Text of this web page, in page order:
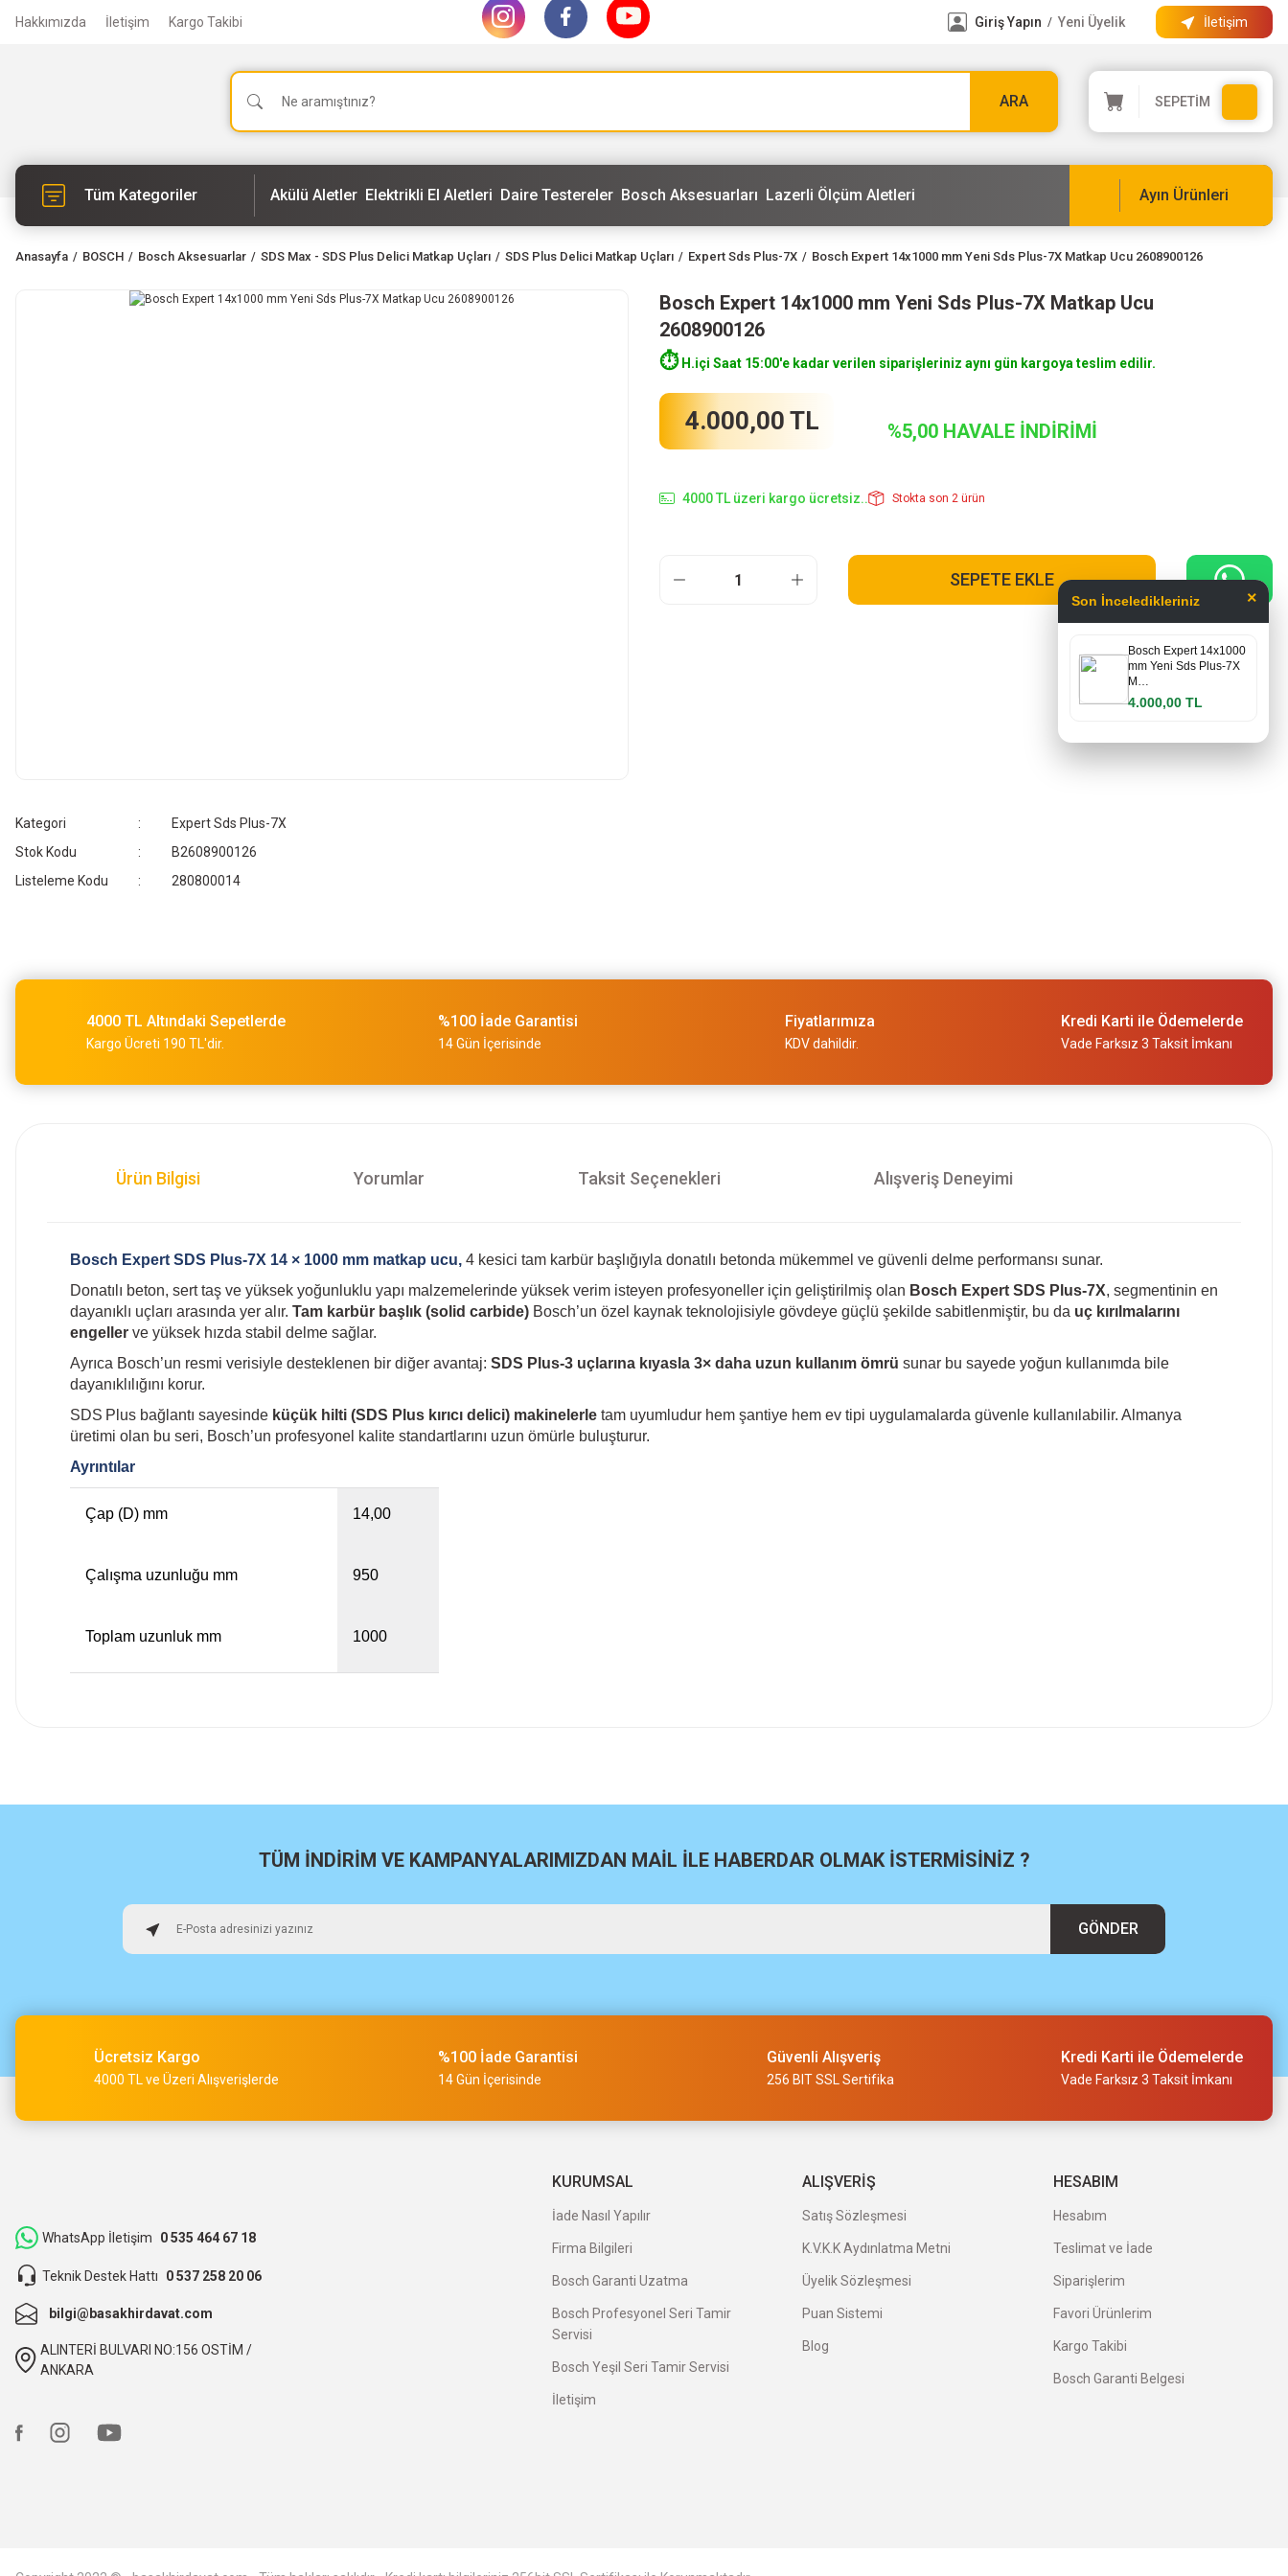
Hakkımızda İletişim Kargo Takibi Giriş Yapın / Yeni Üyelik İletişim
ARA SEPETİM
Tüm Kategoriler Akülü Aletler Elektrikli El Aletleri Daire Testereler Bosch Aksesuarları Lazerli Ölçüm Aletleri Ayın Ürünleri
Anasayfa BOSCH Bosch Aksesuarlar SDS Max - SDS Plus Delici Matkap Uçları SDS Plus Delici Matkap Uçları Expert Sds Plus-7X Bosch Expert 14x1000 mm Yeni Sds Plus-7X Matkap Ucu 2608900126
Kategori
Expert Sds Plus-7X
Stok Kodu
B2608900126
Listeleme Kodu
280800014
Bosch Expert 14x1000 mm Yeni Sds Plus-7X Matkap Ucu
2608900126
⏱️H.içi Saat 15:00'e kadar verilen siparişleriniz aynı gün kargoya teslim edilir.
4.000,00 TL %5,00 HAVALE İNDİRİMİ
4000 TL üzeri kargo ücretsiz.. Stokta son 2 ürün
SEPETE EKLE
4000 TL Altındaki Sepetlerde
Kargo Ücreti 190 TL'dir.
%100 İade Garantisi
14 Gün İçerisinde
Fiyatlarımıza
KDV dahildir.
Kredi Karti ile Ödemelerde
Vade Farksız 3 Taksit İmkanı
Ürün Bilgisi Yorumlar Taksit Seçenekleri Alışveriş Deneyimi
Bosch Expert SDS Plus‑7X 14 × 1000 mm matkap ucu, 4 kesici tam karbür başlığıyla donatılı betonda mükemmel ve güvenli delme performansı sunar.
Donatılı beton, sert taş ve yüksek yoğunluklu yapı malzemelerinde yüksek verim isteyen profesyoneller için geliştirilmiş olan Bosch Expert SDS Plus‑7X, segmentinin en
dayanıklı uçları arasında yer alır. Tam karbür başlık (solid carbide) Bosch’un özel kaynak teknolojisiyle gövdeye güçlü şekilde sabitlenmiştir, bu da uç kırılmalarını
engeller ve yüksek hızda stabil delme sağlar.
Ayrıca Bosch’un resmi verisiyle desteklenen bir diğer avantaj: SDS Plus‑3 uçlarına kıyasla 3× daha uzun kullanım ömrü sunar bu sayede yoğun kullanımda bile
dayanıklılığını korur.
SDS Plus bağlantı sayesinde küçük hilti (SDS Plus kırıcı delici) makinelerle tam uyumludur hem şantiye hem ev tipi uygulamalarda güvenle kullanılabilir. Almanya
üretimi olan bu seri, Bosch’un profesyonel kalite standartlarını uzun ömürle buluşturur.
Ayrıntılar
Çap (D) mm 14,00
Çalışma uzunluğu mm 950
Toplam uzunluk mm 1000
Osman Alper | 15/05/2026
Müşteri iletişimi kusursuz birde ürün siparişini veriyoruz teslimi 24 saat sürmüyor
ilgili satıcı,güzel paketleme,hızlı kargolama. sıkıntısız bir alışveriş oldu.
O... B... | 07/03/2026
bunca zaman kendimize eziyet etmişiz aslında.
TÜM İNDİRİM VE KAMPANYALARIMIZDAN MAİL İLE HABERDAR OLMAK İSTERMİSİNİZ ?
GÖNDER
Ücretsiz Kargo
4000 TL ve Üzeri Alışverişlerde
%100 İade Garantisi
14 Gün İçerisinde
Güvenli Alışveriş
256 BIT SSL Sertifika
Kredi Karti ile Ödemelerde
Vade Farksız 3 Taksit İmkanı
WhatsApp İletişim 0 535 464 67 18
Teknik Destek Hattı 0 537 258 20 06
bilgi@basakhirdavat.com
ALINTERİ BULVARI NO:156 OSTİM /
ANKARA
KURUMSAL
İade Nasıl Yapılır
Firma Bilgileri
Bosch Garanti Uzatma
Bosch Profesyonel Seri Tamir
Servisi
Bosch Yeşil Seri Tamir Servisi
İletişim
ALIŞVERİŞ
Satış Sözleşmesi
K.V.K.K Aydınlatma Metni
Üyelik Sözleşmesi
Puan Sistemi
Blog
HESABIM
Hesabım
Teslimat ve İade
Siparişlerim
Favori Ürünlerim
Kargo Takibi
Bosch Garanti Belgesi
Son İnceledikleriniz ×
Bosch Expert 14x1000
mm Yeni Sds Plus-7X
M…
4.000,00 TL